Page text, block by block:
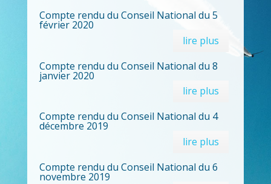
Compte rendu du Conseil National du 5
février 2020
lire plus
Compte rendu du Conseil National du 8
janvier 2020
lire plus
Compte rendu du Conseil National du 4
décembre 2019
lire plus
Compte rendu du Conseil National du 6
novembre 2019